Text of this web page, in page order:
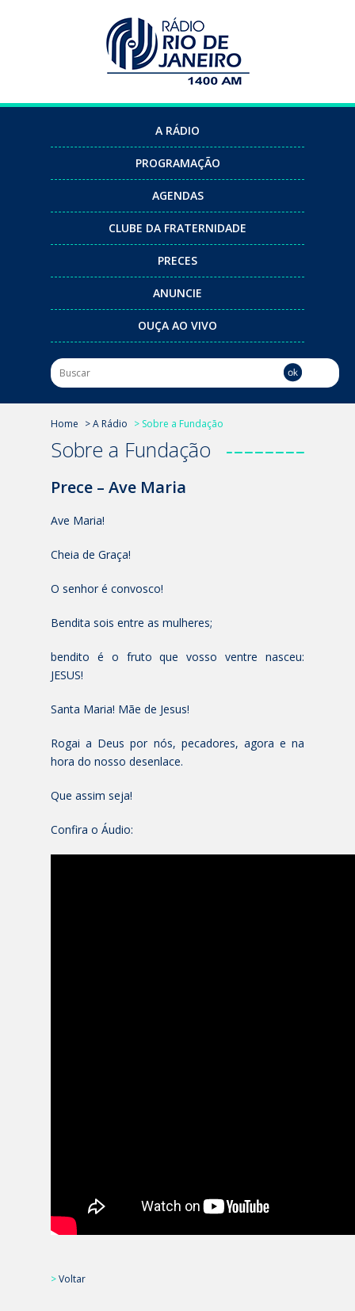
A RÁDIO
PROGRAMAÇÃO
AGENDAS
CLUBE DA FRATERNIDADE
PRECES
ANUNCIE
OUÇA AO VIVO
Home > A Rádio > Sobre a Fundação
Sobre a Fundação
Prece – Ave Maria
Ave Maria!
Cheia de Graça!
O senhor é convosco!
Bendita sois entre as mulheres;
bendito é o fruto que vosso ventre nasceu:
JESUS!
Santa Maria! Mãe de Jesus!
Rogai a Deus por nós, pecadores, agora e na
hora do nosso desenlace.
Que assim seja!
Confira o Áudio:
>Voltar